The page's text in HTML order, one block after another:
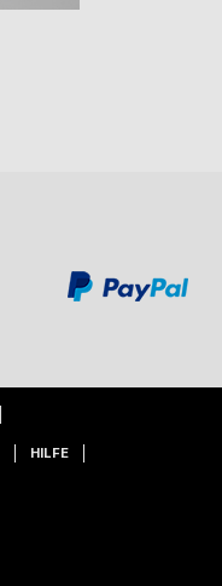
HILFE